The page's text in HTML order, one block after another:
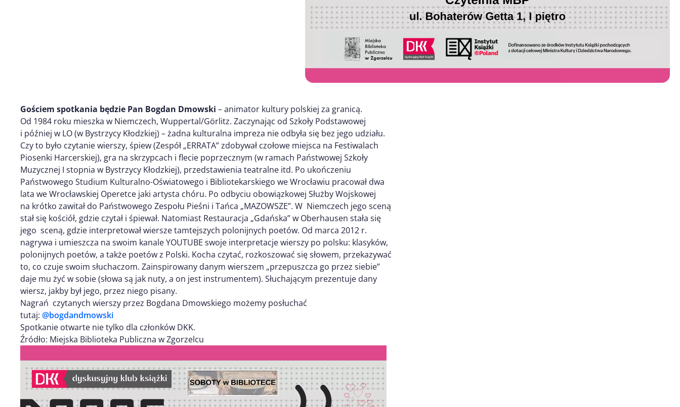
Gościem spotkania będzie Pan Bogdan Dmowski – animator kultury polskiej za granicą.
Od 1984 roku mieszka w Niemczech, Wuppertal/Görlitz. Zaczynając od Szkoły Podstawowej
i później w LO (w Bystrzycy Kłodzkiej) – żadna kulturalna impreza nie odbyła się bez jego udziału.
Czy to było czytanie wierszy, śpiew (Zespół „ERRATA” zdobywał czołowe miejsca na Festiwalach
Piosenki Harcerskiej), gra na skrzypcach i flecie poprzecznym (w ramach Państwowej Szkoły
Muzycznej I stopnia w Bystrzycy Kłodzkiej), przedstawienia teatralne itd. Po ukończeniu
Państwowego Studium Kulturalno-Oświatowego i Bibliotekarskiego we Wrocławiu pracował dwa
lata we Wrocławskiej Operetce jaki artysta chóru. Po odbyciu obowiązkowej Służby Wojskowej
na krótko zawitał do Państwowego Zespołu Pieśni i Tańca „MAZOWSZE”. W Niemczech jego sceną
stał się kościół, gdzie czytał i śpiewał. Natomiast Restauracja „Gdańska” w Oberhausen stała się
jego sceną, gdzie interpretował wiersze tamtejszych polonijnych poetów. Od marca 2012 r.
nagrywa i umieszcza na swoim kanale YOUTUBE swoje interpretacje wierszy po polsku: klasyków,
polonijnych poetów, a także poetów z Polski. Kocha czytać, rozkoszować się słowem, przekazywać
to, co czuje swoim słuchaczom. Zainspirowany danym wierszem „przepuszcza go przez siebie”
daje mu żyć w sobie (słowa są jak nuty, a on jest instrumentem). Słuchającym prezentuje dany
wiersz, jakby był jego, przez niego pisany.
Nagrań czytanych wierszy przez Bogdana Dmowskiego możemy posłuchać
tutaj: @bogdandmowski
Spotkanie otwarte nie tylko dla członków DKK.
Źródło: Miejska Biblioteka Publiczna w Zgorzelcu